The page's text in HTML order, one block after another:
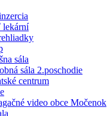
lekární
sála
sála 2.poschodie
centrum
video obce Močenok